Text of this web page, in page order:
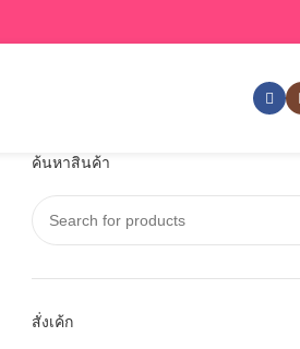
ค้นหาสินค้า
สั่งเค้ก